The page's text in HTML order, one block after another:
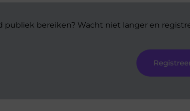
publiek bereiken? Wacht niet langer en